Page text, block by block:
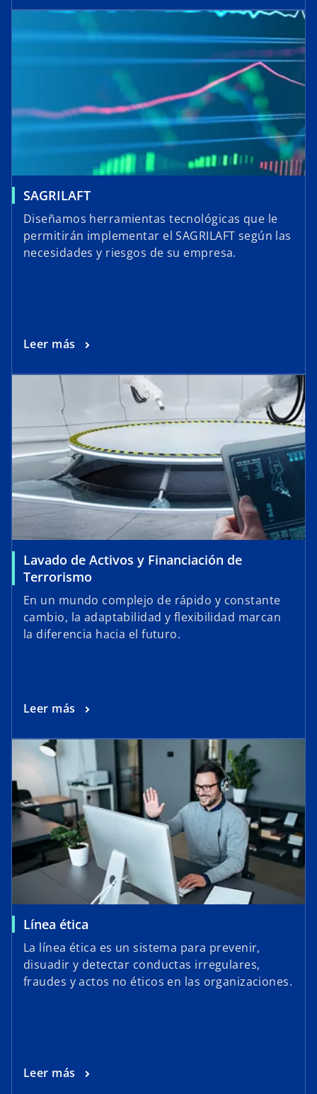
SAGRILAFT
Diseñamos herramientas tecnológicas que le
permitirán implementar el SAGRILAFT según las
necesidades y riesgos de su empresa.
Leer más
Lavado de Activos y Financiación de
Terrorismo
En un mundo complejo de rápido y constante
cambio, la adaptabilidad y flexibilidad marcan
la diferencia hacia el futuro.
Leer más
Línea ética
La línea ética es un sistema para prevenir,
disuadir y detectar conductas irregulares,
fraudes y actos no éticos en las organizaciones.
Leer más